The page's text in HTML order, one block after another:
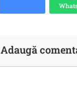
Adaugă